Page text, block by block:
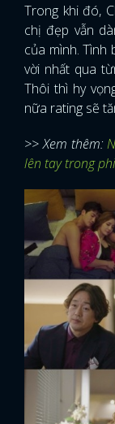
Trong khi đó,
chị đẹp vẫn
của mình. Tình
vời nhất qua
Thôi thì hy
nữa rating sẽ
>> Xem thêm:
lên tay trong